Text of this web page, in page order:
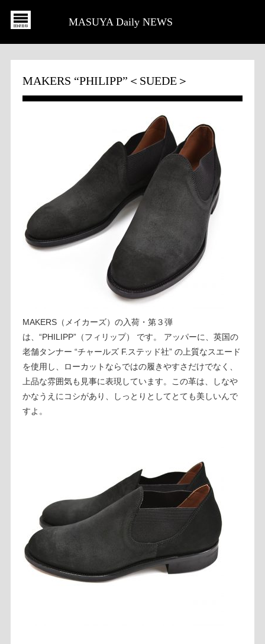
MASUYA Daily NEWS
MAKERS “PHILIPP”＜SUEDE＞
MAKERS（メイカーズ）の入荷・第３弾
は、“PHILIPP”（フィリップ） です。 アッパーに、英国の
老舗タンナー “チャールズ F.ステッド社” の上質なスエード
を使用し、ローカットならではの履きやすさだけでなく、
上品な雰囲気も見事に表現しています。この革は、しなや
かなうえにコシがあり、しっとりとしてとても美しいんで
すよ。